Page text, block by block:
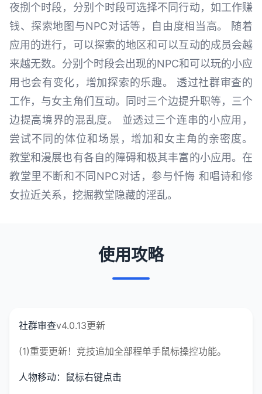
夜捌个时段，分别个时段可选择不同行动，如工作赚
钱、探索地图与NPC对话等，自由度相当高。 随着
应用的进行，可以探索的地区和可以互动的成员会越
来越无数。分别个时段会出现的NPC和可以玩的小应
用也会有变化，增加探索的乐趣。 透过社群审查的
工作，与女主角们互动。同时三个边提升职等，三个
边提高境界的混乱度。 並透过三个连串的小应用，
尝试不同的体位和场景，增加和女主角的亲密度。
教堂和漫展也有各自的障碍和极其丰富的小应用。在
教堂里不断和不同NPC对话，参与忏悔 和唱诗和修
女拉近关系，挖掘教堂隐藏的淫乱。
使用攻略
社群审查v4.0.13更新
(1)重要更新！竞技追加全部程单手鼠标操控功能。
人物移动：鼠标右键点击